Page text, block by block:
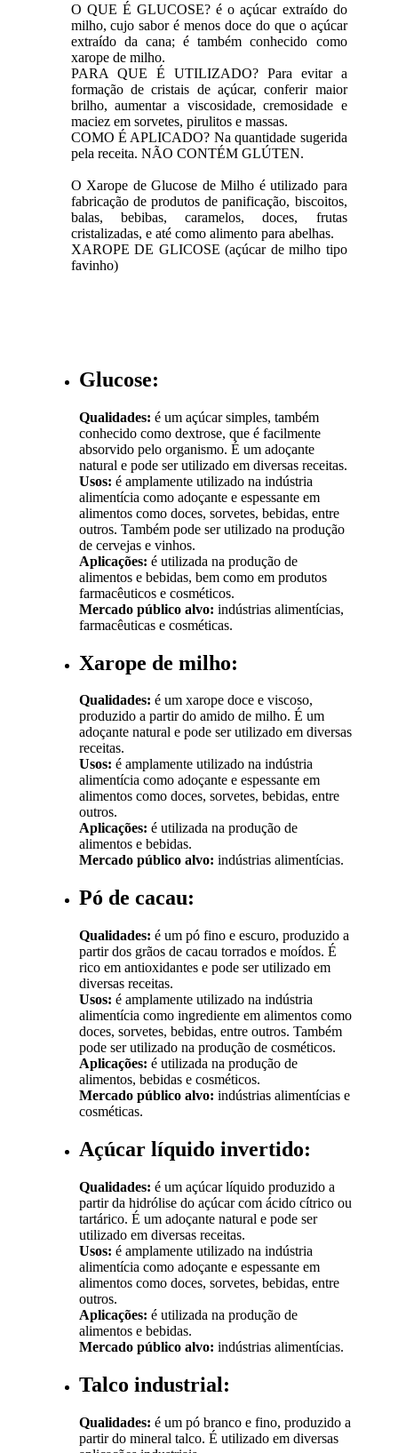
O QUE É GLUCOSE? é o açúcar extraído do
milho, cujo sabor é menos doce do que o açúcar
extraído da cana; é também conhecido como
xarope de milho.
PARA QUE É UTILIZADO? Para evitar a
formação de cristais de açúcar, conferir maior
brilho, aumentar a viscosidade, cremosidade e
maciez em sorvetes, pirulitos e massas.
COMO É APLICADO? Na quantidade sugerida
pela receita. NÃO CONTÉM GLÚTEN.
O Xarope de Glucose de Milho é utilizado para
fabricação de produtos de panificação, biscoitos,
balas, bebibas, caramelos, doces, frutas
cristalizadas, e até como alimento para abelhas.
XAROPE DE GLICOSE (açúcar de milho tipo
favinho)
Glucose:
Qualidades: é um açúcar simples, também
conhecido como dextrose, que é facilmente
absorvido pelo organismo. É um adoçante
natural e pode ser utilizado em diversas receitas.
Usos: é amplamente utilizado na indústria
alimentícia como adoçante e espessante em
alimentos como doces, sorvetes, bebidas, entre
outros. Também pode ser utilizado na produção
de cervejas e vinhos.
Aplicações: é utilizada na produção de
alimentos e bebidas, bem como em produtos
farmacêuticos e cosméticos.
Mercado público alvo: indústrias alimentícias,
farmacêuticas e cosméticas.
Xarope de milho:
Qualidades: é um xarope doce e viscoso,
produzido a partir do amido de milho. É um
adoçante natural e pode ser utilizado em diversas
receitas.
Usos: é amplamente utilizado na indústria
alimentícia como adoçante e espessante em
alimentos como doces, sorvetes, bebidas, entre
outros.
Aplicações: é utilizada na produção de
alimentos e bebidas.
Mercado público alvo: indústrias alimentícias.
Pó de cacau:
Qualidades: é um pó fino e escuro, produzido a
partir dos grãos de cacau torrados e moídos. É
rico em antioxidantes e pode ser utilizado em
diversas receitas.
Usos: é amplamente utilizado na indústria
alimentícia como ingrediente em alimentos como
doces, sorvetes, bebidas, entre outros. Também
pode ser utilizado na produção de cosméticos.
Aplicações: é utilizada na produção de
alimentos, bebidas e cosméticos.
Mercado público alvo: indústrias alimentícias e
cosméticas.
Açúcar líquido invertido:
Qualidades: é um açúcar líquido produzido a
partir da hidrólise do açúcar com ácido cítrico ou
tartárico. É um adoçante natural e pode ser
utilizado em diversas receitas.
Usos: é amplamente utilizado na indústria
alimentícia como adoçante e espessante em
alimentos como doces, sorvetes, bebidas, entre
outros.
Aplicações: é utilizada na produção de
alimentos e bebidas.
Mercado público alvo: indústrias alimentícias.
Talco industrial:
Qualidades: é um pó branco e fino, produzido a
partir do mineral talco. É utilizado em diversas